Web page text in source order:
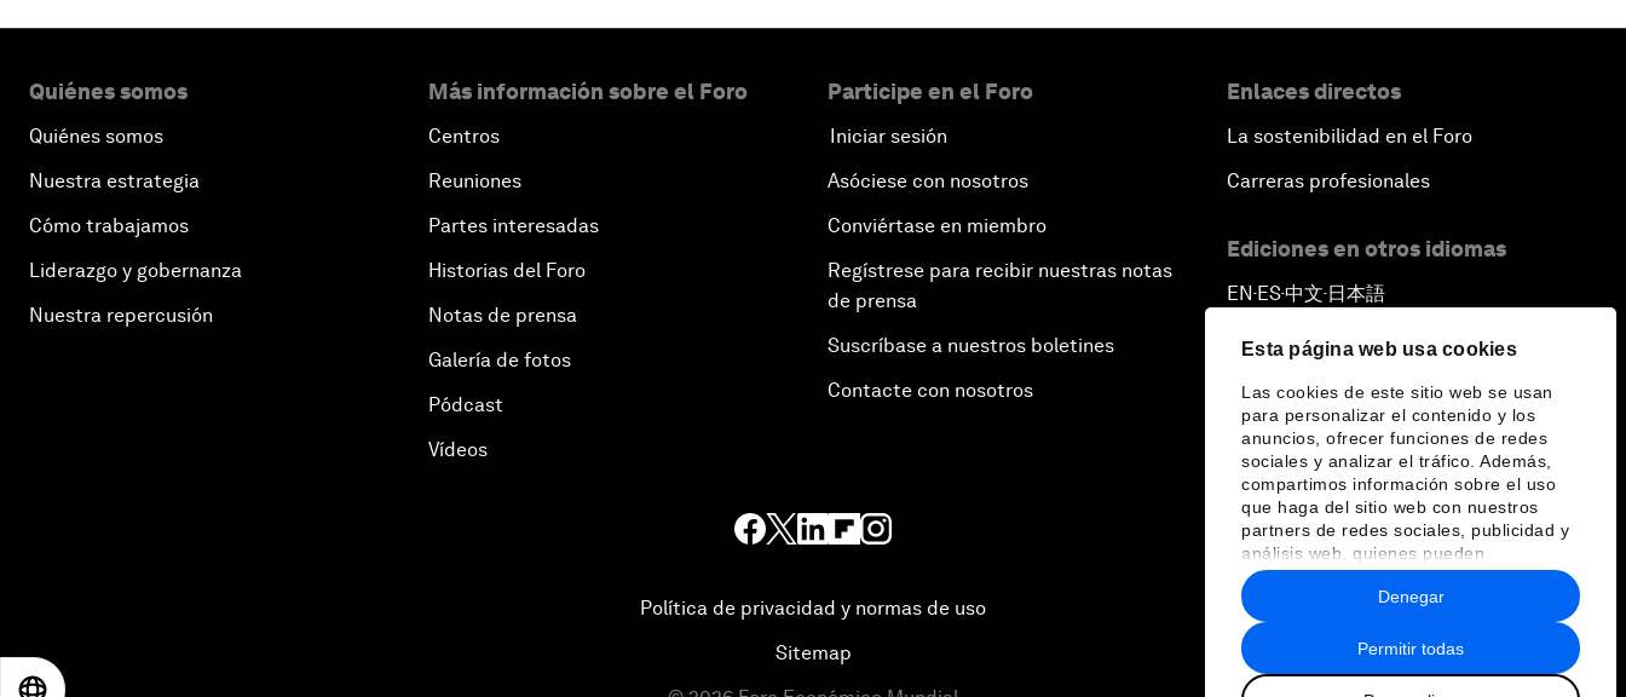
Esta página web usa cookies
Las cookies de este sitio web se usan
para personalizar el contenido y los
anuncios, ofrecer funciones de redes
sociales y analizar el tráfico. Además,
compartimos información sobre el uso
que haga del sitio web con nuestros
partners de redes sociales, publicidad y
análisis web, quienes pueden
combinarla con otra información que les
haya proporcionado o que hayan
recopilado a partir del uso que haya
hecho de sus servicios.
Permitir todas
Denegar
Quiénes somos
Quiénes somos
Nuestra estrategia
Cómo trabajamos
Liderazgo y gobernanza
Nuestra repercusión
Más información sobre el Foro
Centros
Reuniones
Partes interesadas
Historias del Foro
Notas de prensa
Galería de fotos
Pódcast
Vídeos
Participe en el Foro
Iniciar sesión
Asóciese con nosotros
Conviértase en miembro
Regístrese para recibir nuestras notas
de prensa
Suscríbase a nuestros boletines
Contacte con nosotros
Enlaces directos
La sostenibilidad en el Foro
Carreras profesionales
Ediciones en otros idiomas
EN ▪ ES▪中文▪ 日本語
Política de privacidad y normas de uso
Sitemap